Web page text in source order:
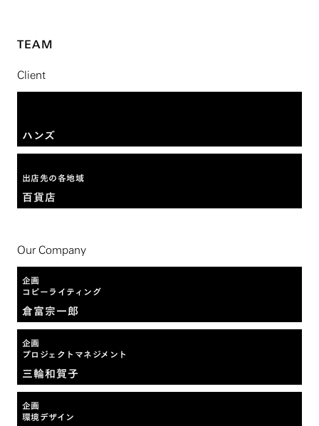
TEAM
Client
ハンズ
出店先の各地域
百貨店
Our Company
企画
コピーライティング
倉富宗一郎
企画
プロジェクトマネジメント
三輪和賀子
企画
環境デザイン